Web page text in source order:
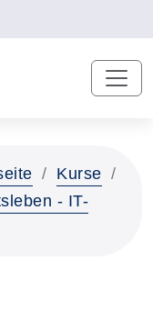
Kurse
- IT-